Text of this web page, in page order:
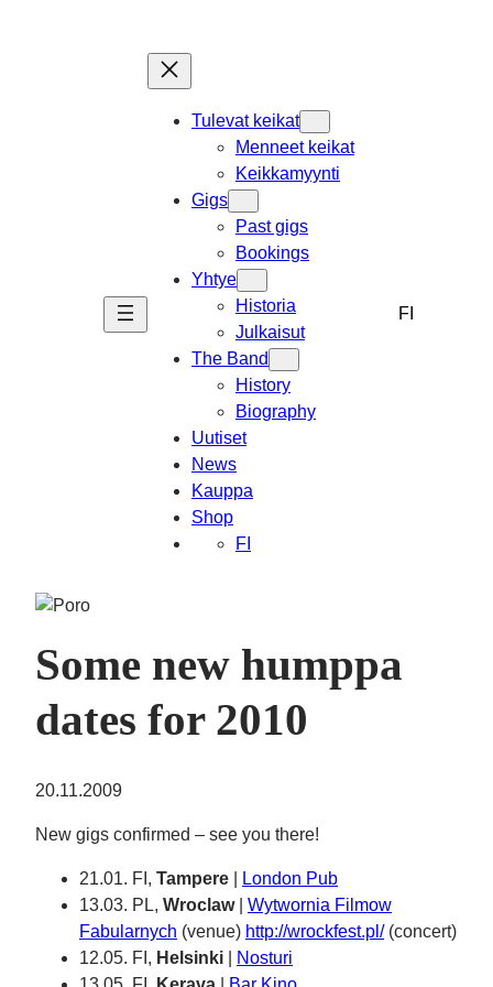
Tulevat keikat
Menneet keikat
Keikkamyynti
Gigs
Past gigs
Bookings
Yhtye
Historia
Julkaisut
The Band
History
Biography
Uutiset
News
Kauppa
Shop
FI
FI
Some new humppa
dates for 2010
20.11.2009
New gigs confirmed – see you there!
21.01. FI, Tampere
London Pub
13.03. PL, Wroclaw| Wytwornia Filmow
Fabularnych (venue) http://wrockfest.pl/(concert)
12.05. FI, Helsinki
Nosturi